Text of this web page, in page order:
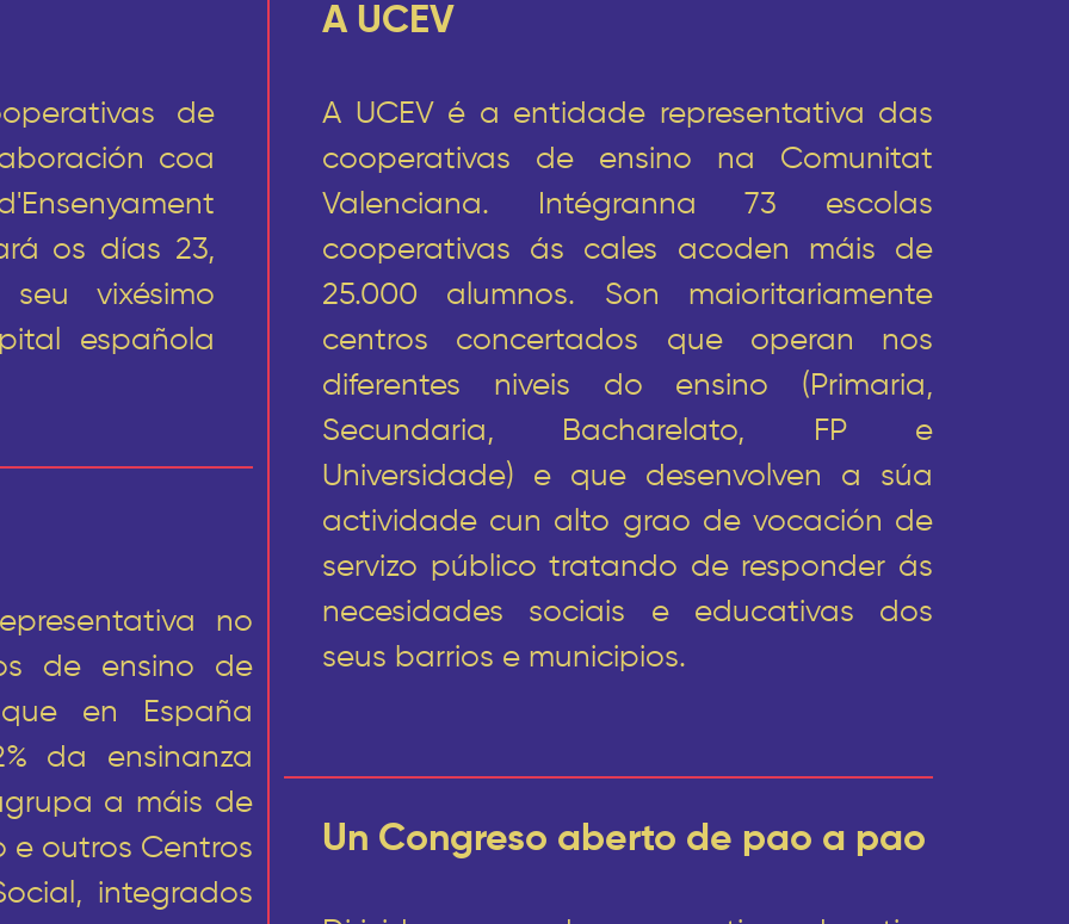
de
coa
os días 23,
vixésimo
española
no
de ensino de
en España
da ensinanza
a máis de
e outros Centros
integrados
A UCEV
A UCEV é a entidade representativa das
cooperativas de ensino na Comunitat
Valenciana. Intégranna 73 escolas
cooperativas ás cales acoden máis de
25.000 alumnos. Son maioritariamente
centros concertados que operan nos
diferentes niveis do ensino (Primaria,
Secundaria, Bacharelato, FP e
Universidade) e que desenvolven a súa
actividade cun alto grao de vocación de
servizo público tratando de responder ás
necesidades sociais e educativas dos
seus barrios e municipios.
Un Congreso aberto de pao a pao